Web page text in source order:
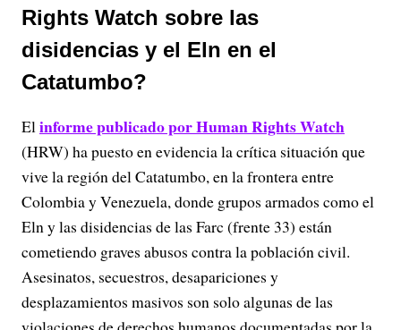
Rights Watch sobre las
disidencias y el Eln en el
Catatumbo?
Elinforme publicado por Human Rights Watch
(HRW) ha puesto en evidencia la crítica situación que
vive la región del Catatumbo, en la frontera entre
Colombia y Venezuela, donde grupos armados como el
Eln y las disidencias de las Farc (frente 33) están
cometiendo graves abusos contra la población civil.
Asesinatos, secuestros, desapariciones y
desplazamientos masivos son solo algunas de las